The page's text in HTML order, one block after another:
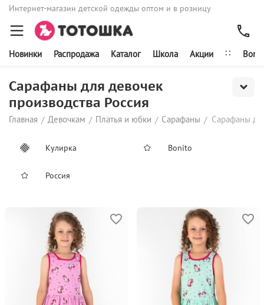
Интернет-магазин детской одежды оптом и в розницу
Новинки Распродажа Каталог Школа Акции ∷
Сарафаны для девочек
производства Россия
Главная / Девочкам / Платья и юбки / Сарафаны / Сарафаны
Кулирка Bonito
Россия